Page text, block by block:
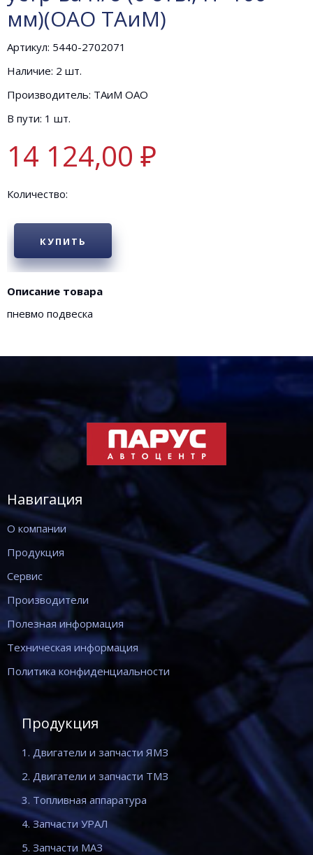
мм)(ОАО ТАиМ)
Артикул: 5440-2702071
Наличие: 2 шт.
Производитель: ТАиМ ОАО
В пути: 1 шт.
14 124,00 ₽
Количество:
КУПИТЬ
Описание товара
пневмо подвеска
Навигация
О компании
Продукция
Сервис
Производители
Полезная информация
Техническая информация
Политика конфиденциальности
Продукция
1. Двигатели и запчасти ЯМЗ
2. Двигатели и запчасти ТМЗ
3. Топливная аппаратура
4. Запчасти УРАЛ
5. Запчасти МАЗ